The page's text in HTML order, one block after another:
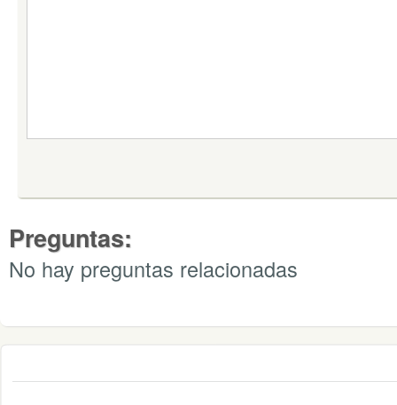
Preguntas:
No hay preguntas relacionadas